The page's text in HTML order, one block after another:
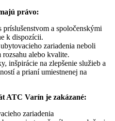
právo:
a spoločenskými
k dispozícii.
zariadenia neboli
alebo kvalite.
inšpirácie na zlepšenie služieb a
a prianí umiestnenej na
ATC Varín je zakázané:
zariadenia